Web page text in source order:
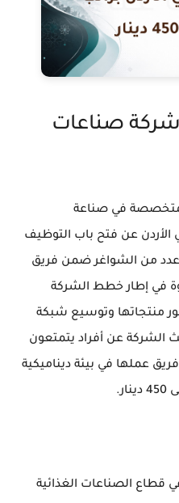
صناعات
في صناعة
عن فتح باب التوظيف
عدد من الشواغر ضمن فريق
في إطار خطط الشركة
منتجاتها وتوسيع شبكة
الشركة عن أفراد يتمتعون
عملها في بيئة ديناميكية
قطاع الصناعات الغذائية